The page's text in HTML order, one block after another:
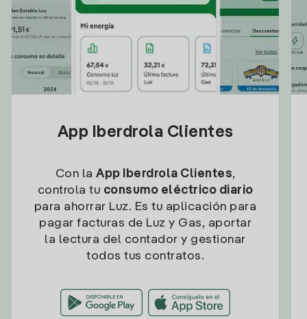
App Iberdrola Clientes
Con la App Iberdrola Clientes,
controla tu consumo eléctrico diario
para ahorrar Luz. Es tu aplicación para
pagar facturas de Luz y Gas, aportar
la lectura del contador y gestionar
todos tus contratos.